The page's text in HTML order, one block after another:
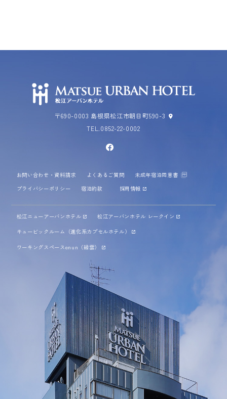
〒690-0003 島根県松江市朝日町590-3
TEL. 0852-22-0002
お問い合わせ・資料請求 よくあるご質問
未成年宿泊同意書
プライバシーポリシー
宿泊約款 採用情報
松江ニューアーバンホテル 松江アーバンホテル レークイン
キュービックルーム（進化系カプセルホテル）
ワーキングスペースenun（縁雲）